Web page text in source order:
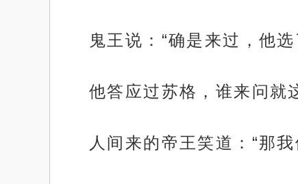
鬼王说：“确是来过，他
他答应过苏格，谁来问就
人间来的帝王笑道：“那